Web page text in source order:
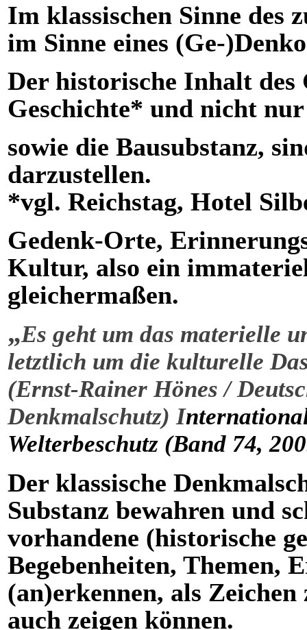
Im klassischen Sinne des
im Sinne eines (Ge-
Der historische Inhalt des
Geschichte* und nicht
sowie die Bausubstanz,
darzustellen.
*vgl. Reichstag, Hotel
Gedenk-Orte,
Kultur, also ein
gleichermaßen.
„Es geht um das materielle
letztlich um die kulturelle
(Ernst-Rainer Hönes /
Denkmalschutz) I
Welterbeschutz (Band 74,
Der klassische
Substanz bewahren und
vorhandene (historische
Begebenheiten, Themen,
(an)erkennen, als
auch zeigen können.